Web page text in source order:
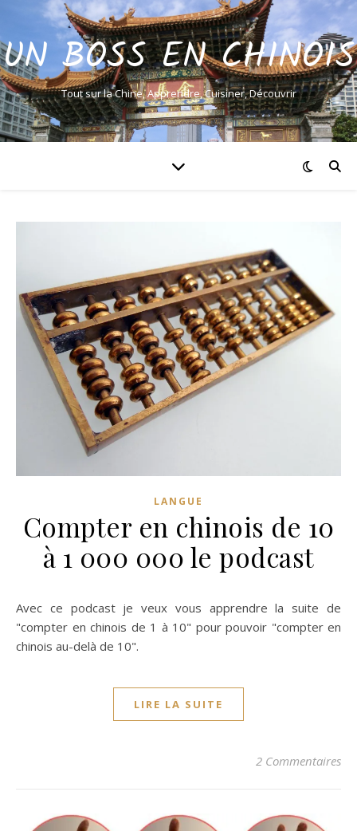
UN BOSS EN CHINOIS
Tout sur la Chine, Apprendre, Cuisiner, Découvrir
LANGUE
Compter en chinois de 10
à 1 000 000 le podcast
Avec ce podcast je veux vous apprendre la suite de
"compter en chinois de 1 à 10" pour pouvoir "compter en
chinois au-delà de 10".
LIRE LA SUITE
2 Commentaires